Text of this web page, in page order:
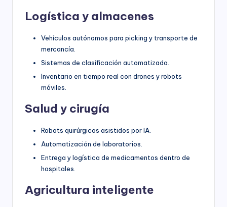
Logística y almacenes
Vehículos autónomos para picking y transporte de
mercancía.
Sistemas de clasificación automatizada.
Inventario en tiempo real con drones y robots
móviles.
Salud y cirugía
Robots quirúrgicos asistidos por IA.
Automatización de laboratorios.
Entrega y logística de medicamentos dentro de
hospitales.
Agricultura inteligente